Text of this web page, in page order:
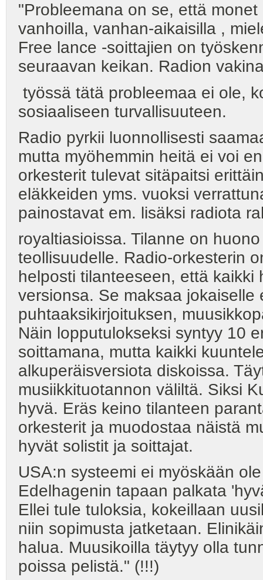
"Probleemana on se, että
vanhoilla, vanhan-aikaisilla ,
Free lance -soittajien on
seuraavan keikan. Radion
työssä tätä probleemaa ei ole,
sosiaaliseen turvallisuuteen.
Radio pyrkii luonnollisesti
mutta myöhemmin heitä ei voi
orkesterit tulevat sitäpaitsi
eläkkeiden yms. vuoksi
painostavat em. lisäksi radiota
royaltiasioissa. Tilanne on
teollisuudelle. Radio-orkesterin
helposti tilanteeseen, että kaikki
versionsa. Se maksaa jokaiselle
puhtaaksikirjoituksen,
Näin lopputulokseksi syntyy 10
soittamana, mutta kaikki
alkuperäisversiota diskoissa.
musiikkituotannon väliltä. Siksi
hyvä. Eräs keino tilanteen
orkesterit ja muodostaa näistä
hyvät solistit ja soittajat.
USA:n systeemi ei myöskään
Edelhagenin tapaan palkata
Ellei tule tuloksia, kokeillaan
niin sopimusta jatketaan.
halua. Muusikoilla täytyy olla
poissa pelistä." (!!!)